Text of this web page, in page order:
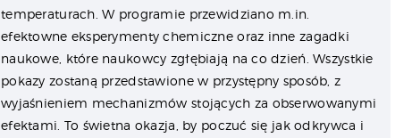
temperaturach. W programie przewidziano m.in.
efektowne eksperymenty chemiczne oraz inne zagadki
naukowe, które naukowcy zgłębiają na co dzień. Wszystkie
pokazy zostaną przedstawione w przystępny sposób, z
wyjaśnieniem mechanizmów stojących za obserwowanymi
efektami. To świetna okazja, by poczuć się jak odkrywca i